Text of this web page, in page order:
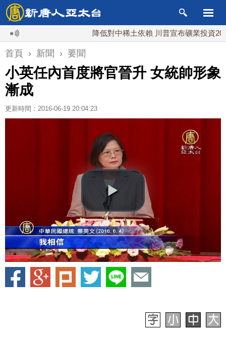
降低對中稀土依賴 川普宣布礦業投資20億美元
首頁 › 新聞 › 要聞
小英任內首度將官晉升 女統帥形象
漸成
更新時間：2016-06-19 20:04:23